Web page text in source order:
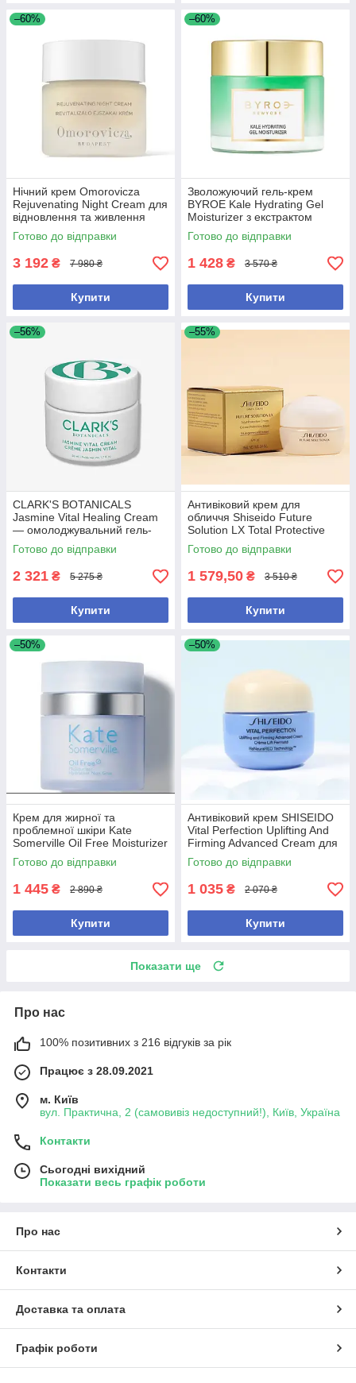
–60%
Нічний крем Omorovicza
Rejuvenating Night Cream для
відновлення та живлення
шкіри 50 мл
Готово до відправки
3 192 ₴ 7 980 ₴
Купити
–60%
Зволожуючий гель-крем
BYROE Kale Hydrating Gel
Moisturizer з екстрактом
кейлу для інтенсивного
зволоження шкіри, 50 мл
Готово до відправки
1 428 ₴ 3 570 ₴
Купити
–56%
CLARK'S BOTANICALS
Jasmine Vital Healing Cream
— омолоджувальний гель-
крем для обличчя з
жасмином 50 мл
Готово до відправки
2 321 ₴ 5 275 ₴
Купити
–55%
Антивіковий крем для
обличчя Shiseido Future
Solution LX Total Protective
Cream SPF 20, 15ml
Готово до відправки
1 579,50 ₴ 3 510 ₴
Купити
–50%
Крем для жирної та
проблемної шкіри Kate
Somerville Oil Free Moisturizer
50 ml
Готово до відправки
1 445 ₴ 2 890 ₴
Купити
–50%
Антивіковий крем SHISEIDO
Vital Perfection Uplifting And
Firming Advanced Cream для
пружності та сяйва шкіри, 15
мл
Готово до відправки
1 035 ₴ 2 070 ₴
Купити
Показати ще
Про нас
100% позитивних з 216 відгуків за рік
Працює з 28.09.2021
м. Київ
вул. Практична, 2 (самовивіз недоступний!), Київ, Україна
Контакти
Сьогодні вихідний
Показати весь графік роботи
Про нас
Контакти
Доставка та оплата
Графік роботи